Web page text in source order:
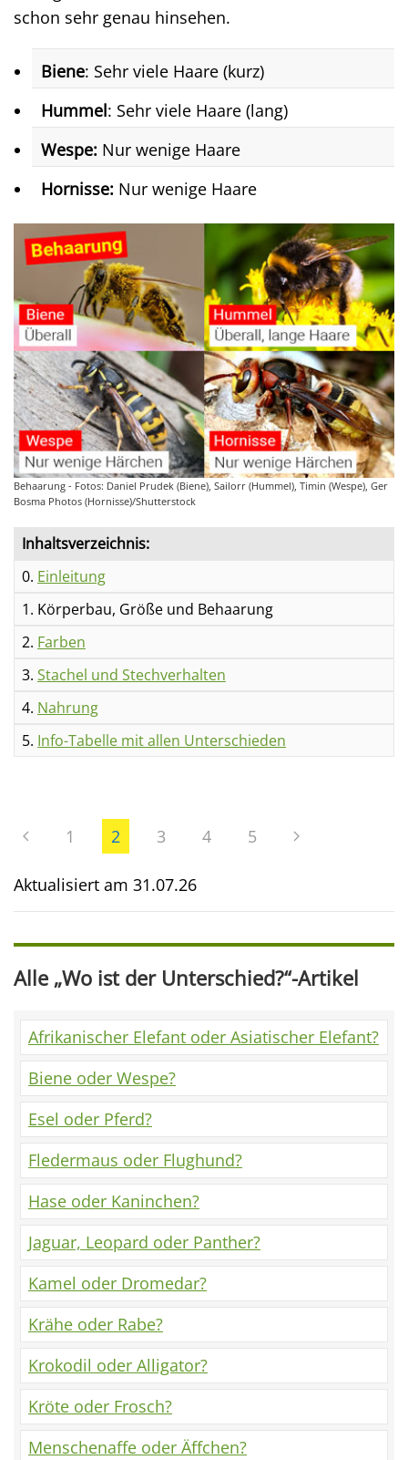
schon sehr genau hinsehen.
Biene: Sehr viele Haare (kurz)
Hummel: Sehr viele Haare (lang)
Wespe: Nur wenige Haare
Hornisse: Nur wenige Haare
Behaarung - Fotos: Daniel Prudek (Biene), Sailorr (Hummel), Timin (Wespe), Ger
Bosma Photos (Hornisse)/Shutterstock
Inhaltsverzeichnis:
0. Einleitung
1. Körperbau, Größe und Behaarung
2. Farben
3. Stachel und Stechverhalten
4. Nahrung
5. Info-Tabelle mit allen Unterschieden
1 2 3 4 5
Aktualisiert am 31.07.26
Alle „Wo ist der Unterschied?“-Artikel
Afrikanischer Elefant oder Asiatischer Elefant?
Biene oder Wespe?
Esel oder Pferd?
Fledermaus oder Flughund?
Hase oder Kaninchen?
Jaguar, Leopard oder Panther?
Kamel oder Dromedar?
Krähe oder Rabe?
Krokodil oder Alligator?
Kröte oder Frosch?
Menschenaffe oder Äffchen?